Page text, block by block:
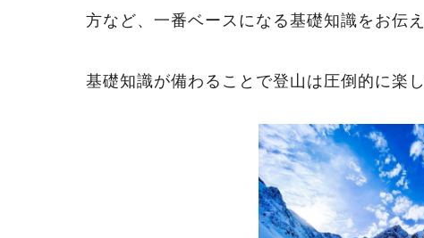
方など、一番ベースになる基礎知識をお伝え
基礎知識が備わることで登山は圧倒的に楽